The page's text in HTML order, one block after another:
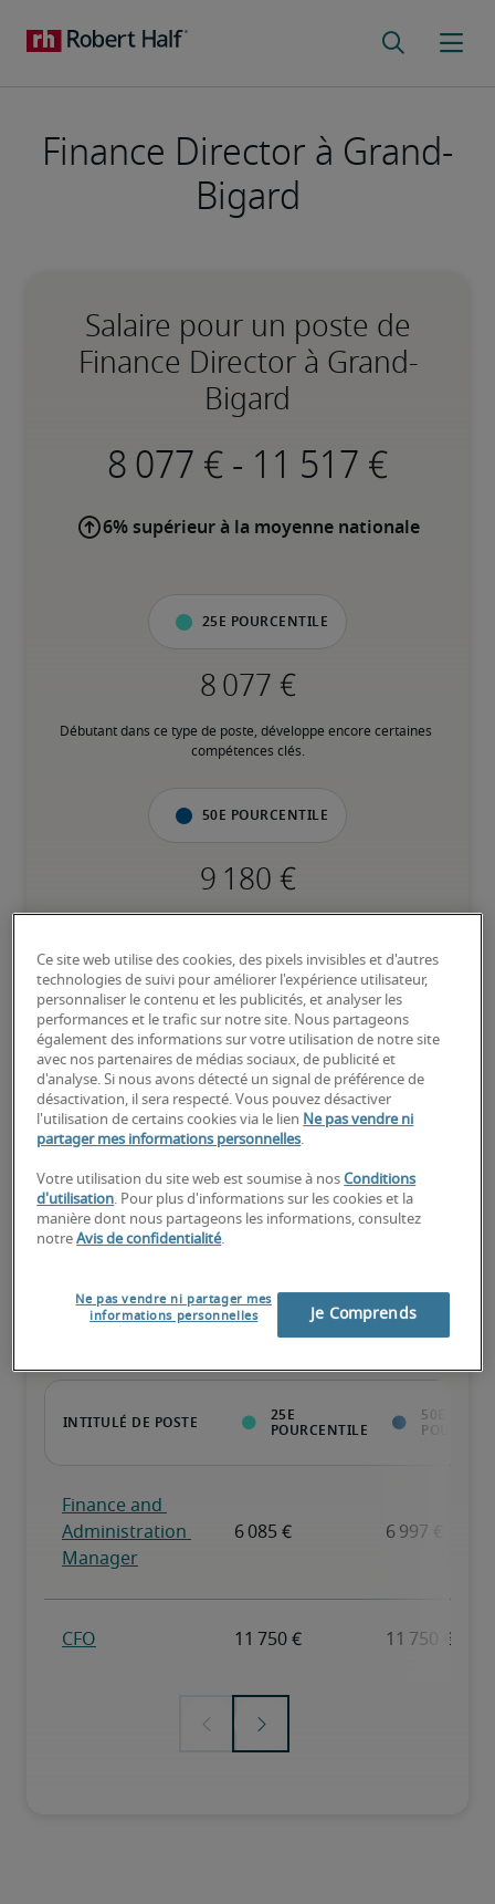
Finance Director à Grand-
Bigard
Salaire pour un poste de
Finance Director à Grand-
Bigard
-
6% supérieur à la moyenne nationale
25e pourcentile
Débutant dans ce type de poste, développe encore certaines
compétences clés.
50e pourcentile
75e pourcentile
Expérience reconnue, possède toutes les compétences clés.
similaires
Ce site web utilise des cookies, des pixels invisibles et d'autres
technologies de suivi pour améliorer l'expérience utilisateur,
personnaliser le contenu et les publicités, et analyser les
performances et le trafic sur notre site. Nous partageons
également des informations sur votre utilisation de notre site
avec nos partenaires de médias sociaux, de publicité et
d'analyse. Si nous avons détecté un signal de préférence de
désactivation, il sera respecté. Vous pouvez désactiver
l'utilisation de certains cookies via le lien Ne pas vendre ni
partager mes informations personnelles.
Votre utilisation du site web est soumise à nosConditions
d'utilisation . Pour plus d'informations sur les cookies et la
manière dont nous partageons les informations, consultez
notreAvis de confidentialité.
Ne pas vendre ni partager mes
informations personnelles
Je Comprends